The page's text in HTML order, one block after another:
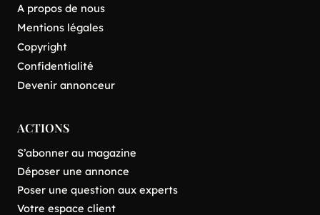
A propos de nous
Mentions légales
Copyright
Confidentialité
Devenir annonceur
ACTIONS
S’abonner au magazine
Déposer une annonce
Poser une question aux experts
Votre espace client